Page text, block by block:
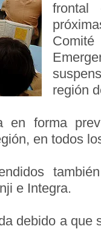
frontal
región
en forma
en todos
e Integra.
debido a que